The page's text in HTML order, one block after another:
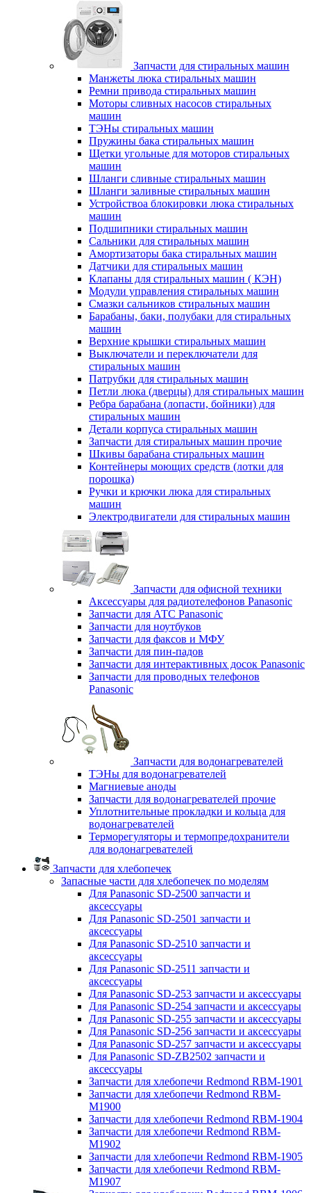
Запчасти для стиральных машин
Манжеты люка стиральных машин
Ремни привода стиральных машин
Моторы сливных насосов стиральных
машин
ТЭНы стиральных машин
Пружины бака стиральных машин
Щетки угольные для моторов стиральных
машин
Шланги сливные стиральных машин
Шланги заливные стиральных машин
Устройствоа блокировки люка стиральных
машин
Подшипники стиральных машин
Сальники для стиральных машин
Амортизаторы бака стиральных машин
Датчики для стиральных машин
Клапаны для стиральных машин ( КЭН)
Модули управления стиральных машин
Смазки сальников стиральных машин
Барабаны, баки, полубаки для стиральных
машин
Верхние крышки стиральных машин
Выключатели и переключатели для
стиральных машин
Патрубки для стиральных машин
Петли люка (дверцы) для стиральных машин
Ребра барабана (лопасти, бойники) для
стиральных машин
Детали корпуса стиральных машин
Запчасти для стиральных машин прочие
Шкивы барабана стиральных машин
Контейнеры моющих средств (лотки для
порошка)
Ручки и крючки люка для стиральных
машин
Электродвигатели для стиральных машин
Запчасти для офисной техники
Аксессуары для радиотелефонов Panasonic
Запчасти для АТС Panasonic
Запчасти для ноутбуков
Запчасти для факсов и МФУ
Запчасти для пин-падов
Запчасти для интерактивных досок Panasonic
Запчасти для проводных телефонов
Panasonic
Запчасти для водонагревателей
ТЭНы для водонагревателей
Магниевые аноды
Запчасти для водонагревателей прочие
Уплотнительные прокладки и кольца для
водонагревателей
Терморегуляторы и термопредохранители
для водонагревателей
Запчасти для хлебопечек
Запасные части для хлебопечек по моделям
Для Panasonic SD-2500 запчасти и
аксессуары
Для Panasonic SD-2501 запчасти и
аксессуары
Для Panasonic SD-2510 запчасти и
аксессуары
Для Panasonic SD-2511 запчасти и
аксессуары
Для Panasonic SD-253 запчасти и аксессуары
Для Panasonic SD-254 запчасти и аксессуары
Для Panasonic SD-255 запчасти и аксессуары
Для Panasonic SD-256 запчасти и аксессуары
Для Panasonic SD-257 запчасти и аксессуары
Для Panasonic SD-ZB2502 запчасти и
аксессуары
Запчасти для хлебопечи Redmond RBM-1901
Запчасти для хлебопечи Redmond RBM-
M1900
Запчасти для хлебопечи Redmond RBM-1904
Запчасти для хлебопечи Redmond RBM-
M1902
Запчасти для хлебопечи Redmond RBM-1905
Запчасти для хлебопечи Redmond RBM-
M1907